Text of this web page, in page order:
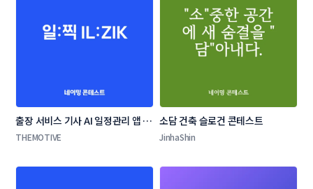
출장 서비스 기사 AI 일정관리 앱 네
이밍 콘테스트
THEMOTIVE
소담 건축 슬로건 콘테스트
JinhaShin